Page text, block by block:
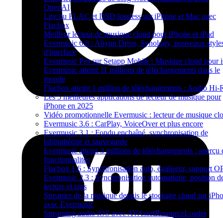
OpenAI
Lire du FLAC et DSD lossless sur iPhone et Mac avec
Flacbox
Meilleur lecteur de musique cloud pour iPhone et iPad
Evermusic 6.8 : Aliyun Drive, Synology, nouveaux
d'interface
Evermusic Pro sur Setapp Mobile : Musique cloud pour
Evermusic atteint 11 millions de téléchargements dans le
monde
Flacbox atteint 1 million de téléchargements : Audio Hi-
Les 5 meilleures applications de lecteur de musique pour
iPhone en 2025
Vidéo promotionnelle Evermusic : lecteur de musique
Evermusic 3.6 : CarPlay, VoiceOver et plus encore
Evermusic 3.1 : Fondu enchaîné, synchronisation de
bibliothèque et sauvegarde
Evermusic atteint 3 millions de téléchargements : aperçu
fonctionnalités
Flacbox 1.6 : Synchronisation auto, égaliseur, support
Evermusic 2.3 : Synchronisation automatique, position
lecture et tags
Streamer de la musique depuis le stockage cloud sur
avec Evermusic
Streaming audio iOS avec AVAssetResourceLoader